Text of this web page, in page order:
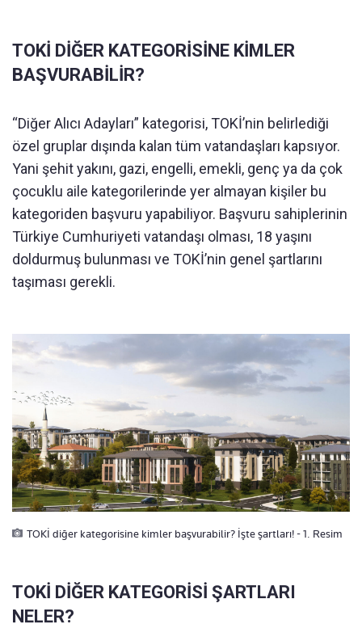
TOKİ DİĞER KATEGORİSİNE KİMLER
BAŞVURABİLİR?
“Diğer Alıcı Adayları” kategorisi, TOKİ’nin belirlediği
özel gruplar dışında kalan tüm vatandaşları kapsıyor.
Yani şehit yakını, gazi, engelli, emekli, genç ya da çok
çocuklu aile kategorilerinde yer almayan kişiler bu
kategoriden başvuru yapabiliyor. Başvuru sahiplerinin
Türkiye Cumhuriyeti vatandaşı olması, 18 yaşını
doldurmuş bulunması ve TOKİ’nin genel şartlarını
taşıması gerekli.
TOKİ diğer kategorisine kimler başvurabilir? İşte şartları! - 1. Resim
TOKİ DİĞER KATEGORİSİ ŞARTLARI
NELER?